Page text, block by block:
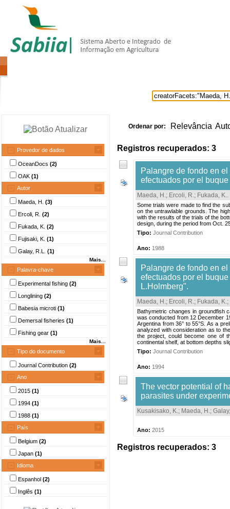
Provedor de dados
OceanDocs (2)
OAK (1)
Autor
Maeda, H. (3)
Ercoli, R. (2)
Fukada, K. (2)
Fujisaki, K. (1)
Galay, R.L. (1)
Mais...
Palavra-chave
Experimental fishing (2)
Longlining (2)
Babesia microti (1)
Demersal fisheries (1)
Fishing gear (1)
Mais...
Tipo do documento
Journal Contribution (2)
Ano
2015 (1)
1994 (1)
1988 (1)
País
Belgium (2)
Japan (1)
Idioma
Espanhol (2)
Inglês (1)
Ordenar por: Relevância
Registros recuperados: 3
Palangre de fondo en
efectuados por el
Maeda, H.; Ercoli, R.; Fukada, K..
Some trials were made to find the
on the untrawlable grounds. The
with the results of the trials of the
design, during the period from Oct.
Tipo: Journal Contribution
Ano: 1988
Palangre de fondo en
efectuados por el
L.Holmberg".
Maeda, H.; Ercoli, R.; Fukada, K.;
Bathymetric changes in groundfish
was conducted from 12 December
Argentina from 36° to 55°S. As a
analyzed with consideration as to
the project, could become one of
continental shelf, at bottom depths
Tipo: Journal Contribution
Ano: 1994
The vector potential of
parasites under
Kusakisako, K.; Maeda, H.;
Ano: 2015
Registros recuperados: 3